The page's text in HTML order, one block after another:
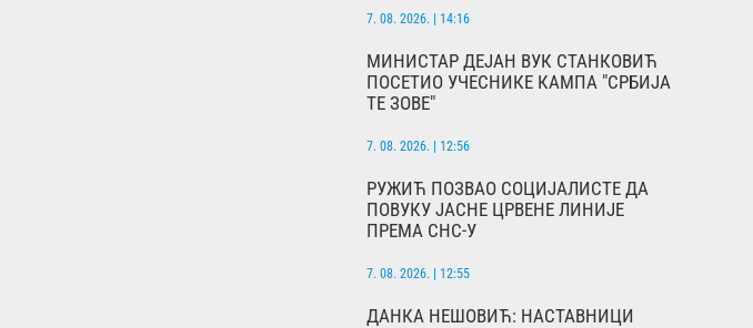
7. 08. 2026. | 14:16
МИНИСТАР ДЕЈАН ВУК СТАНКОВИЋ
ПОСЕТИО УЧЕСНИКЕ КАМПА "СРБИЈА
ТЕ ЗОВЕ"
7. 08. 2026. | 12:56
РУЖИЋ ПОЗВАО СОЦИЈАЛИСТЕ ДА
ПОВУКУ ЈАСНЕ ЦРВЕНЕ ЛИНИЈЕ
ПРЕМА СНС-У
7. 08. 2026. | 12:55
ДАНКА НЕШОВИЋ: НАСТАВНИЦИ